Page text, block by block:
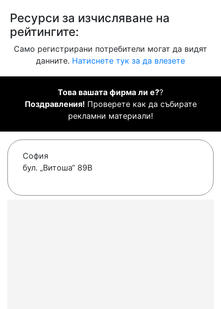
Ресурси за изчисляване на
рейтингите:
Само регистрирани потребители могат да видят
данните. Натиснете тук за да влезете
Това вашата фирма ли е??
Поздравления! Проверете как да събирате
рекламни материали!
София
бул. „Витоша“ 89B